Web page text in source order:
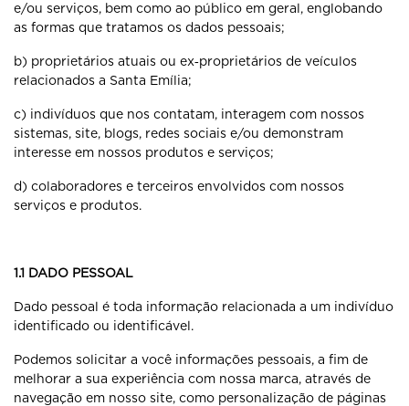
e/ou serviços, bem como ao público em geral, englobando
as formas que tratamos os dados pessoais;
b) proprietários atuais ou ex‐proprietários de veículos
relacionados a Santa Emília;
c) indivíduos que nos contatam, interagem com nossos
sistemas, site, blogs, redes sociais e/ou demonstram
interesse em nossos produtos e serviços;
d) colaboradores e terceiros envolvidos com nossos
serviços e produtos.
1.1 DADO PESSOAL
Dado pessoal é toda informação relacionada a um indivíduo
identificado ou identificável.
Podemos solicitar a você informações pessoais, a fim de
melhorar a sua experiência com nossa marca, através de
navegação em nosso site, como personalização de páginas